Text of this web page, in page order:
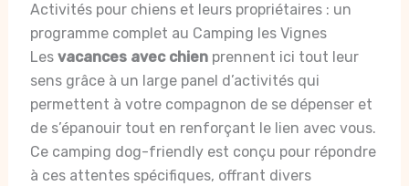
Activités pour chiens et leurs propriétaires : un
programme complet au Camping les Vignes
Les vacances avec chienprennent ici tout leur
sens grâce à un large panel d’activités qui
permettent à votre compagnon de se dépenser et
de s’épanouir tout en renforçant le lien avec vous.
Ce camping dog-friendly est conçu pour répondre
à ces attentes spécifiques, offrant divers